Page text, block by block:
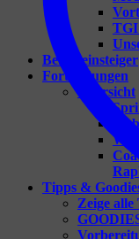
TGI
Berufseinsteiger
Fortbildungen
Übersicht
Tipps &
Zeige